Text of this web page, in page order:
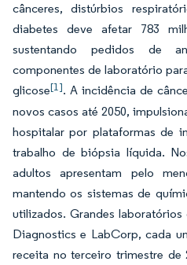
cânceres, distúrbios
diabetes deve afetar 783
sustentando pedidos de
componentes de laboratório
glicose[1]. A incidência de
novos casos até 2050,
hospitalar por plataformas de
trabalho de biópsia líquida.
adultos apresentam pelo
mantendo os sistemas de
utilizados. Grandes
Diagnostics e LabCorp, cada
receita no terceiro trimestre de